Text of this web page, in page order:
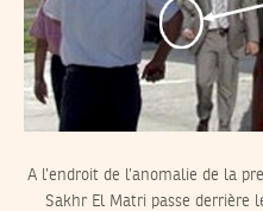
A l’endroit de l’anomalie de la
Sakhr El Matri passe derrière